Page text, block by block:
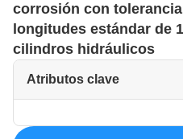
corrosión con
longitudes estándar de
cilindros hidráulicos
Atributos clave